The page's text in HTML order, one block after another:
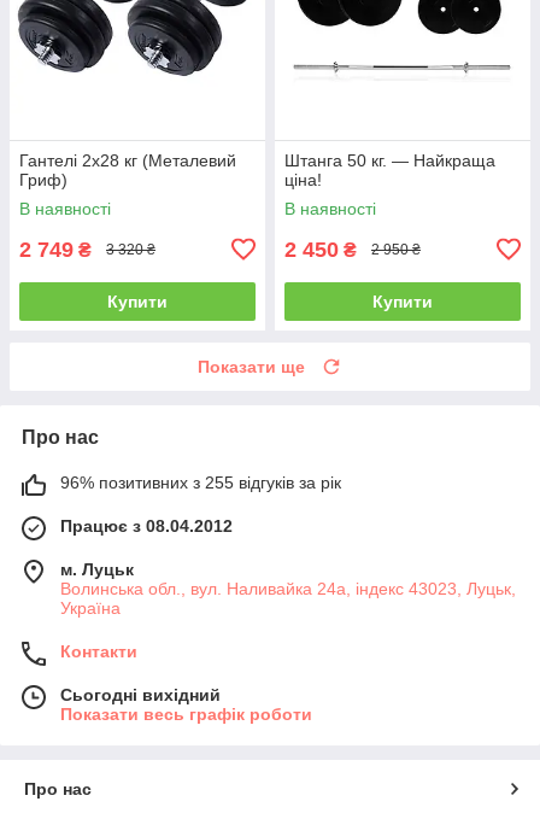
Гантелі 2х28 кг (Металевий
Гриф)
В наявності
2 749 ₴ 3 320 ₴
Купити
Штанга 50 кг. — Найкраща
ціна!
В наявності
2 450 ₴ 2 950 ₴
Купити
Показати ще
Про нас
96% позитивних з 255 відгуків за рік
Працює з 08.04.2012
м. Луцьк
Волинська обл., вул. Наливайка 24а, індекс 43023, Луцьк,
Україна
Контакти
Сьогодні вихідний
Показати весь графік роботи
Про нас